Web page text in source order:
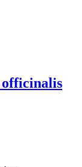
officinalis